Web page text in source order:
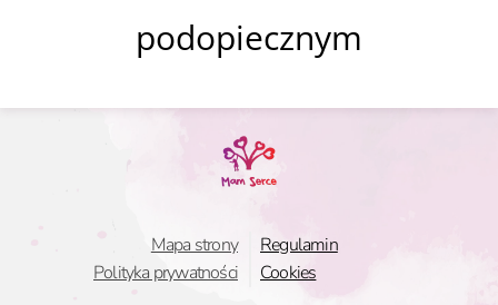
podopiecznym
Mapa strony
Polityka prywatności
Regulamin
Cookies